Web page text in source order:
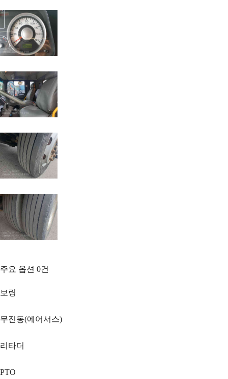
주요 옵션 0건
보링
무진동(에어서스)
리타더
PTO